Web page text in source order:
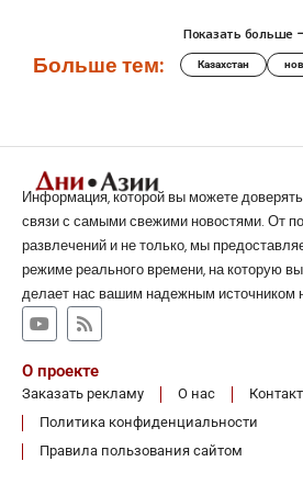
Показать больше
Больше тем: Казахстан
Информация, которой вы можете
связи с самыми свежими новостями. От
развлечений и не только, мы
режиме реального времени, на которую
делает нас вашим надежным источником
О проекте
Заказать рекламу О нас
Политика конфиденциальности
Правила пользования сайтом